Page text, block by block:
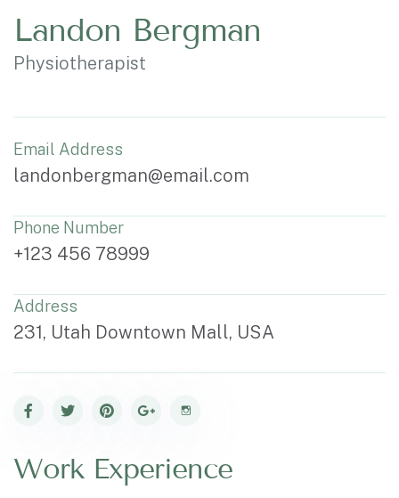
Landon Bergman
Physiotherapist
Email Address
landonbergman@email.com
Phone Number
+123 456 78999
Address
231, Utah Downtown Mall, USA
Work Experience